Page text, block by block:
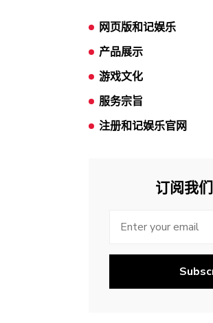
网页版和记娱乐
产品展示
游戏文化
服务宗旨
注册和记娱乐官网
订阅我